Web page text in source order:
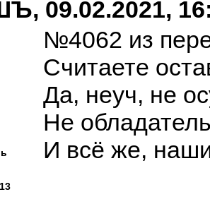
09.02.2021,
№4062 из
Считаете
Да, неуч, не
Не
И всё же,